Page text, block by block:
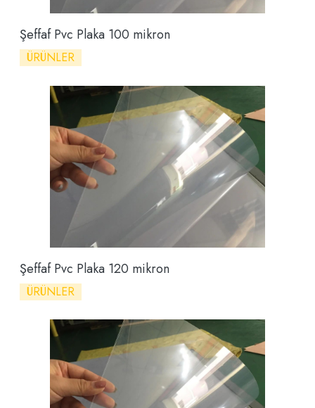
Şeffaf Pvc Plaka 100 mikron
ÜRÜNLER
Şeffaf Pvc Plaka 120 mikron
ÜRÜNLER